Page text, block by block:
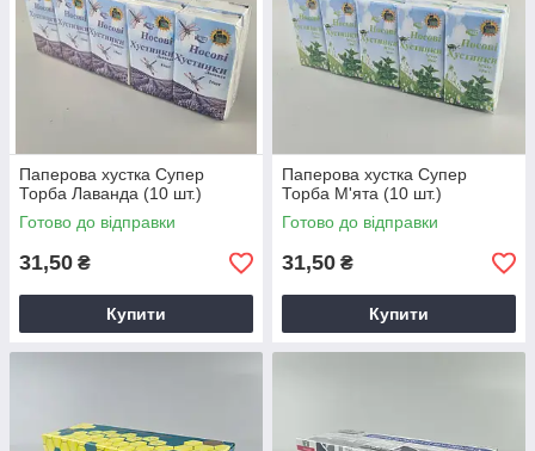
Паперова хустка Супер
Торба Лаванда (10 шт.)
Готово до відправки
31,50 ₴
Купити
Паперова хустка Супер
Торба М'ята (10 шт.)
Готово до відправки
31,50 ₴
Купити